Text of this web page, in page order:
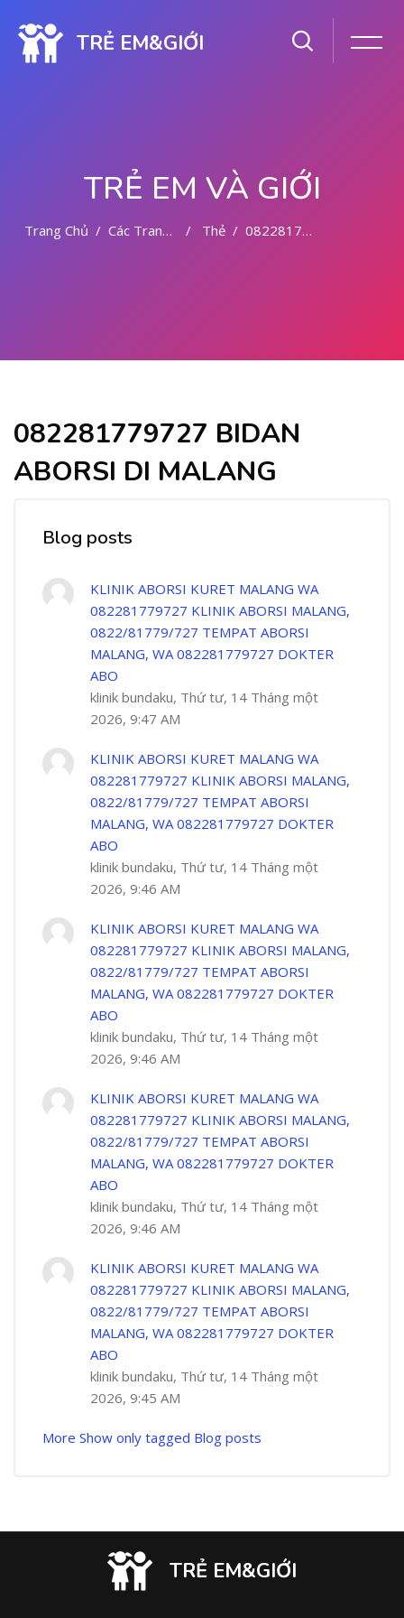
TRẺ EM&GIỚI
TRẺ EM VÀ GIỚI
Trang Chủ Các Trang Của Hệ Thống Thẻ 082281779727 BIDAN ABORSI DI MALANG
082281779727 BIDAN
ABORSI DI MALANG
Blog posts
KLINIK ABORSI KURET MALANG WA
082281779727 KLINIK ABORSI MALANG,
0822/81779/727 TEMPAT ABORSI
MALANG, WA 082281779727 DOKTER
ABO
klinik bundaku, Thứ tư, 14 Tháng một
2026, 9:47 AM
KLINIK ABORSI KURET MALANG WA
082281779727 KLINIK ABORSI MALANG,
0822/81779/727 TEMPAT ABORSI
MALANG, WA 082281779727 DOKTER
ABO
klinik bundaku, Thứ tư, 14 Tháng một
2026, 9:46 AM
KLINIK ABORSI KURET MALANG WA
082281779727 KLINIK ABORSI MALANG,
0822/81779/727 TEMPAT ABORSI
MALANG, WA 082281779727 DOKTER
ABO
klinik bundaku, Thứ tư, 14 Tháng một
2026, 9:46 AM
KLINIK ABORSI KURET MALANG WA
082281779727 KLINIK ABORSI MALANG,
0822/81779/727 TEMPAT ABORSI
MALANG, WA 082281779727 DOKTER
ABO
klinik bundaku, Thứ tư, 14 Tháng một
2026, 9:46 AM
KLINIK ABORSI KURET MALANG WA
082281779727 KLINIK ABORSI MALANG,
0822/81779/727 TEMPAT ABORSI
MALANG, WA 082281779727 DOKTER
ABO
klinik bundaku, Thứ tư, 14 Tháng một
2026, 9:45 AM
More Show only tagged Blog posts
TRẺ EM&GIỚI